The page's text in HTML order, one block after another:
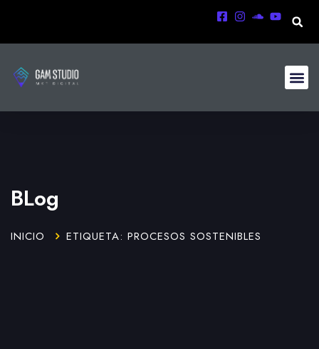
BLog
INICIO ETIQUETA: PROCESOS SOSTENIBLES